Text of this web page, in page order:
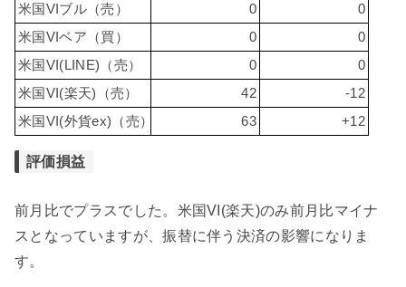
米国VIブル（売）
0
0
米国VIベア（買）
0
0
米国VI(LINE)（売）
0
0
米国VI(楽天)（売）
42
-12
米国VI(外貨ex)（売）
63 +12
評価損益
前月比でプラスでした。米国VI(楽天)のみ前月比マイナ
スとなっていますが、振替に伴う決済の影響になりま
す。